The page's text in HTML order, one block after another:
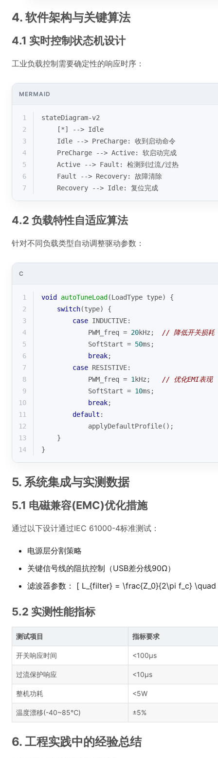
4. 软件架构与关键算法
4.1 实时控制状态机设计
工业负载控制需要确定性的响应时序：
MERMAID
1
stateDiagram-v2
2
    [*] --> Idle
3
    Idle --> PreCharge: 收到启动命令
4
    PreCharge --> Active: 软启动完成
5
    Active --> Fault: 检测到过流/过热
6
    Fault --> Recovery: 故障清除
7
    Recovery --> Idle: 复位完成
4.2 负载特性自适应算法
针对不同负载类型自动调整驱动参数：
C
1 void autoTuneLoad (LoadType type)
{
2
switch(type) {
3
case INDUCTIVE:
4
            PWM_freq =
20kHz; // 降低开关损耗
5
            SoftStart =
50ms;
6
break;
7
case RESISTIVE:
8
            PWM_freq =
1 kHz; // 优化EMI表现
9
            SoftStart =
10ms;
10
break;
11
default :
12
            applyDefaultProfile();
13
    }
14
}
5. 系统集成与实测数据
5.1 电磁兼容(EMC)优化措施
通过以下设计通过IEC 61000-4标准测试：
电源层分割策略
关键信号线的阻抗控制（USB差分线90Ω）
滤波器参数： [ L_{filter} = \frac{Z_0}{2\pi f_c}
5.2 实测性能指标
测试项目 指标要求
开关响应时间 <100μs
过流保护响应 <10μs
整机功耗 <5W
温度漂移(-40~85℃) ±5%
6. 工程实践中的经验总结